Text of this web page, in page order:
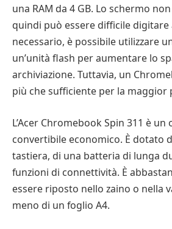
una RAM da 4 GB. Lo schermo
quindi può essere difficile digitare
necessario, è possibile utilizzare
un’unità flash per aumentare lo
archiviazione. Tuttavia, un
più che sufficiente per la maggior
L’Acer Chromebook Spin 311 è
convertibile economico. È dotato
tastiera, di una batteria di lunga
funzioni di connettività. È
essere riposto nello zaino o nella
meno di un foglio A4.